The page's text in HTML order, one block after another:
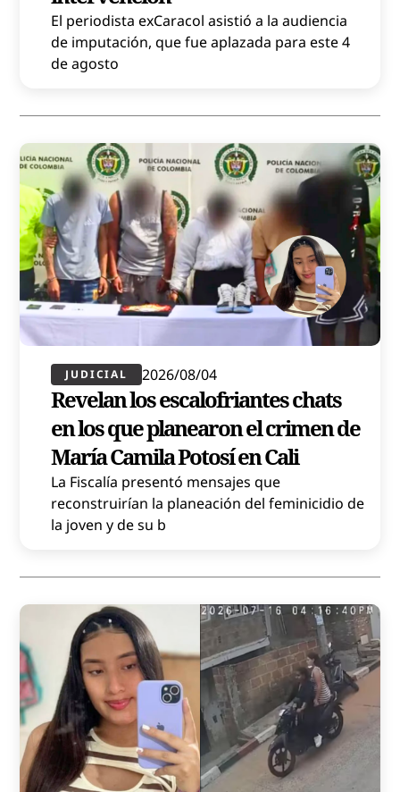
El periodista exCaracol asistió a la audiencia
de imputación, que fue aplazada para este 4
de agosto
JUDICIAL 2026/08/04
Revelan los escalofriantes chats
en los que planearon el crimen de
María Camila Potosí en Cali
La Fiscalía presentó mensajes que
reconstruirían la planeación del feminicidio de
la joven y de su b